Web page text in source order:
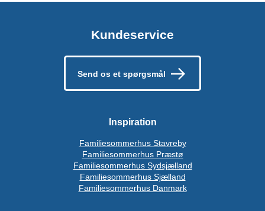
Kundeservice
Send os et spørgsmål
Inspiration
Familiesommerhus Stavreby
Familiesommerhus Præstø
Familiesommerhus Sydsjælland
Familiesommerhus Sjælland
Familiesommerhus Danmark